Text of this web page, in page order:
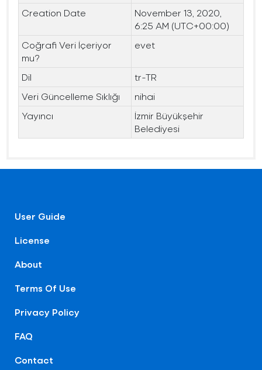
Creation Date
November 13, 2020,
6:25 AM (UTC+00:00)
Coğrafi Veri İçeriyor
mu?
evet
Dil
tr-TR
Veri Güncelleme Sıklığı
nihai
Yayıncı
İzmir Büyükşehir
Belediyesi
User Guide
License
About
Terms Of Use
Privacy Policy
FAQ
Contact